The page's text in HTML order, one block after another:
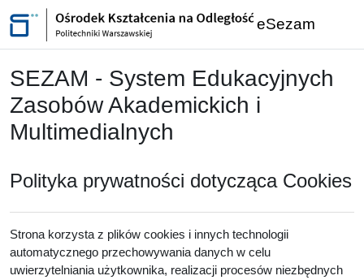
Przejdź do głównej zawartości
eSezam
SEZAM - System Edukacyjnych
Zasobów Akademickich i
Multimedialnych
Polityka prywatności dotycząca Cookies
Strona korzysta z plików cookies i innych technologii
automatycznego przechowywania danych w celu
uwierzytelniania użytkownika, realizacji procesów niezbędnych